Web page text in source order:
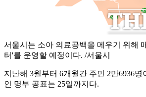
서울시는 소아 의료공백을 메우기 위해
터'를 운영할 예정이다. /서울시
지난해 3월부터 6개월간 주민 2만6936
인 명부 공표는 25일까지다.